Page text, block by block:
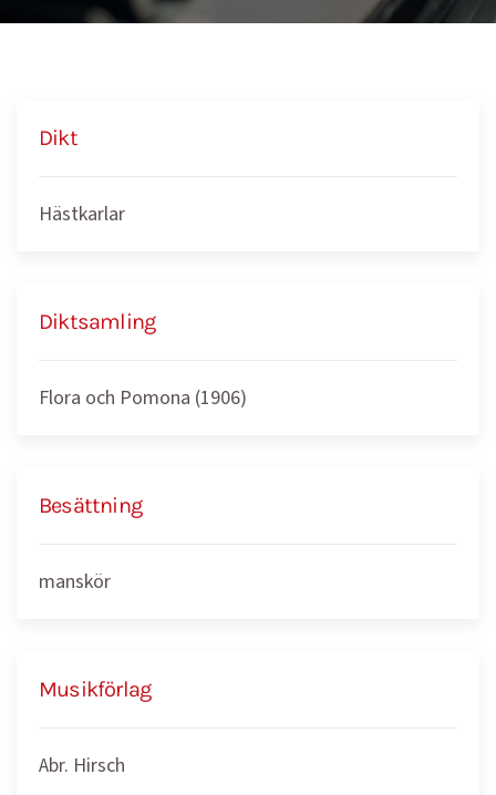
Dikt
Hästkarlar
Diktsamling
Flora och Pomona (1906)
Besättning
manskör
Musikförlag
Abr. Hirsch